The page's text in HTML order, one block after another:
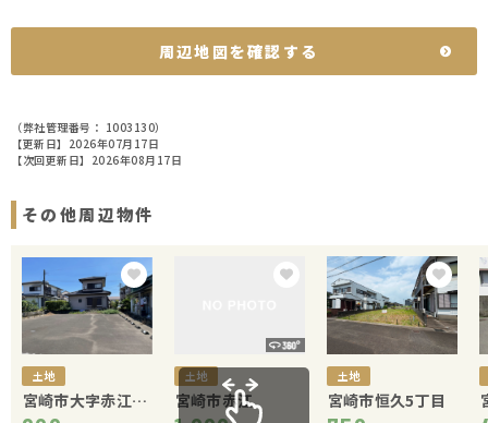
周辺地図を確認する
（弊社管理番号： 1003130）
【更新日】2026年07月17日
【次回更新日】2026年08月17日
その他周辺物件
土地
宮崎市大字赤江
土地
宮崎市赤江
土地
宮崎市恒久5丁目